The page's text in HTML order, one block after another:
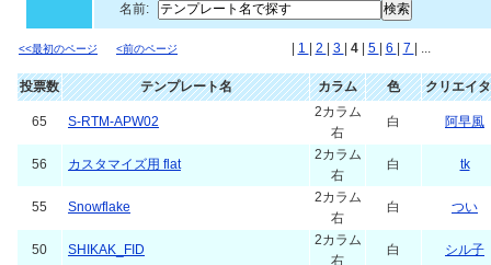
名前:
<<最初のページ <前のページ 1 2 3 4 5 6 7 | ...
投票数 テンプレート名 カラム 色 クリエイ
65 S-RTM-APW02
2カラム
右
白 阿早風
56 カスタマイズ用 flat
2カラム
右
白 tk
55 Snowflake
2カラム
右
白 つい
50 SHIKAK_FID
2カラム
右
白 シル子